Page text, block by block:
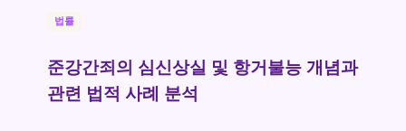
법률
준강간죄의 심신상실 및 항거불능 개념과
관련 법적 사례 분석